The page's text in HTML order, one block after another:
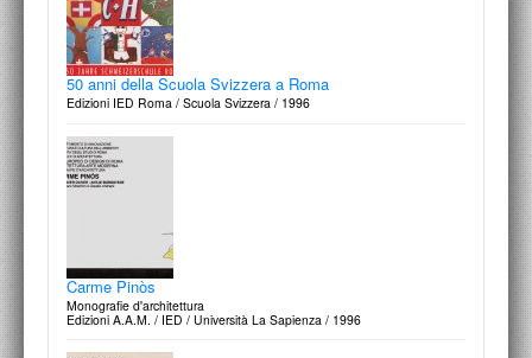
50 anni della Scuola Svizzera a Roma
Edizioni IED Roma / Scuola Svizzera / 1996
Carme Pinòs
Monografie d'architettura
Edizioni A.A.M. / IED / Università La Sapienza / 1996